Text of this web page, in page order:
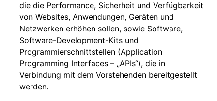
die die Performance, Sicherheit und Verfügbarkeit
von Websites, Anwendungen, Geräten und
Netzwerken erhöhen sollen, sowie Software,
Software-Development-Kits und
Programmierschnittstellen (Application
Programming Interfaces – „APIs“), die in
Verbindung mit dem Vorstehenden bereitgestellt
werden.